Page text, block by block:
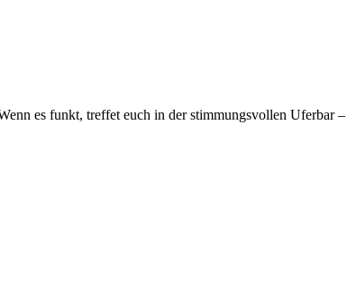
es funkt, treffet euch in der stimmungsvollen Uferbar